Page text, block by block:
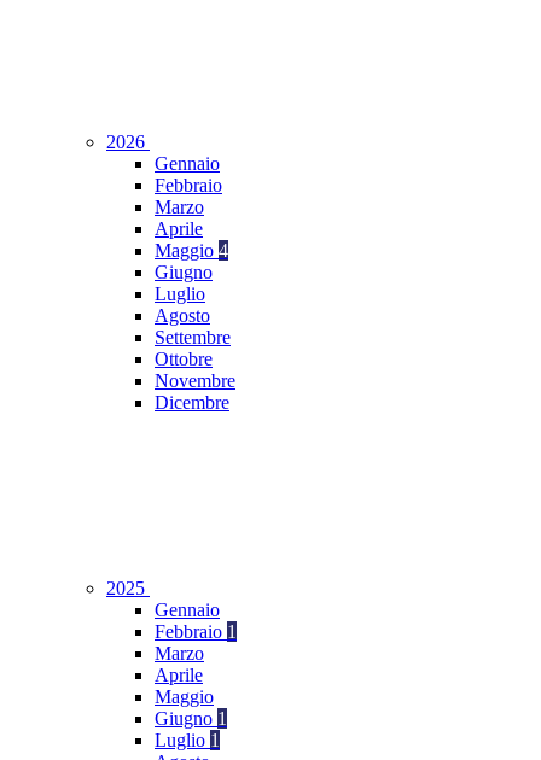
2026
Gennaio
Febbraio
Marzo
Aprile
Maggio 4
Giugno
Luglio
Agosto
Settembre
Ottobre
Novembre
Dicembre
2025
Gennaio
Febbraio 1
Marzo
Aprile
Maggio
Giugno 1
Luglio 1